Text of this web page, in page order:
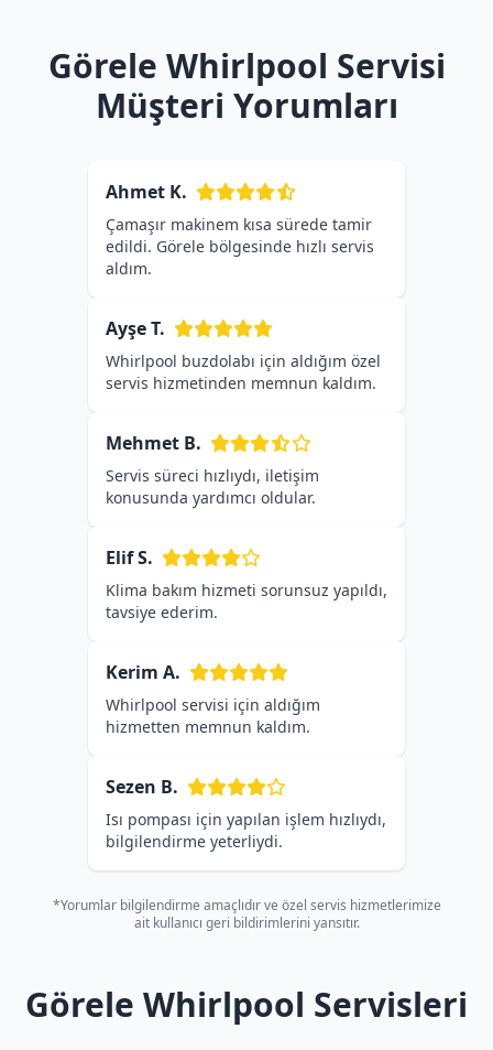
Görele Whirlpool Servisi
Müşteri Yorumları
Ahmet K.
Çamaşır makinem kısa sürede tamir
edildi. Görele bölgesinde hızlı servis
aldım.
Ayşe T.
Whirlpool buzdolabı için aldığım özel
servis hizmetinden memnun kaldım.
Mehmet B.
Servis süreci hızlıydı, iletişim
konusunda yardımcı oldular.
Elif S.
Klima bakım hizmeti sorunsuz yapıldı,
tavsiye ederim.
Kerim A.
Whirlpool servisi için aldığım
hizmetten memnun kaldım.
Sezen B.
Isı pompası için yapılan işlem hızlıydı,
bilgilendirme yeterliydi.
*Yorumlar bilgilendirme amaçlıdır ve özel servis hizmetlerimize
ait kullanıcı geri bildirimlerini yansıtır.
Görele Whirlpool Servisleri